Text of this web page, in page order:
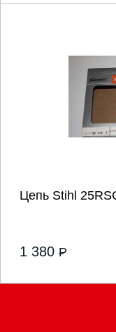
Цепь Stihl
1 380 P